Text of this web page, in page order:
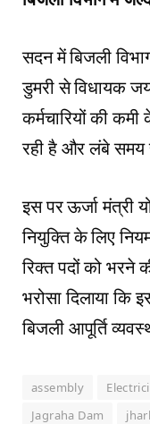
सदन में बिजली
डुमरी से विधायक
कर्मचारियों की
रही है और लंबे समय
इस पर ऊर्जा मंत्री
नियुक्ति के लिए
रिक्त पदों को भरने
भरोसा दिलाया कि
बिजली आपूर्ति
assembly
Jagraha Dam